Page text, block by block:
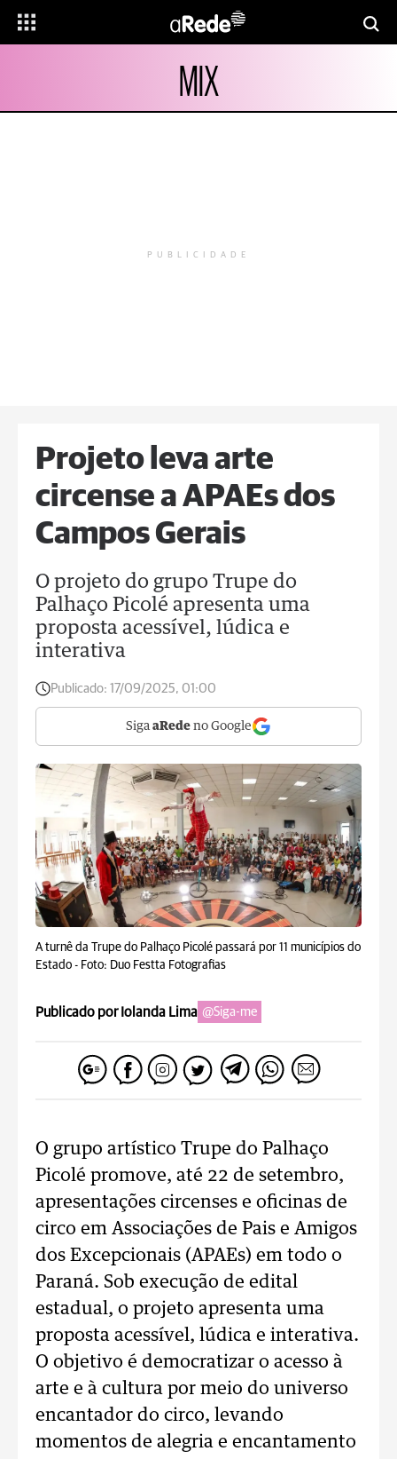
MIX
PUBLICIDADE
Projeto leva arte
circense a APAEs dos
Campos Gerais
O projeto do grupo Trupe do
Palhaço Picolé apresenta uma
proposta acessível, lúdica e
interativa
Publicado: 17/09/2025, 01:00
Siga aRede no Google
A turnê da Trupe do Palhaço Picolé passará por 11 municípios do
Estado - Foto: Duo Festta Fotografias
Publicado por Iolanda Lima @Siga-me
O grupo artístico Trupe do Palhaço
Picolé promove, até 22 de setembro,
apresentações circenses e oficinas de
circo em Associações de Pais e Amigos
dos Excepcionais (APAEs) em todo o
Paraná. Sob execução de edital
estadual, o projeto apresenta uma
proposta acessível, lúdica e interativa.
O objetivo é democratizar o acesso à
arte e à cultura por meio do universo
encantador do circo, levando
momentos de alegria e encantamento